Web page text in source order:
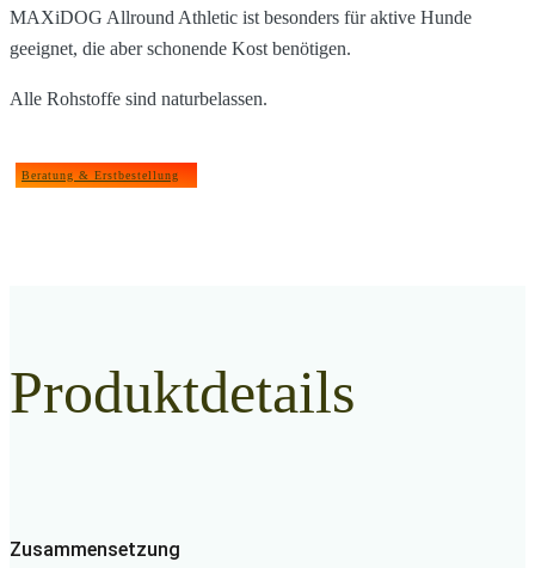
MAXiDOG Allround Athletic ist besonders für aktive Hunde
geeignet, die aber schonende Kost benötigen.
Alle Rohstoffe sind naturbelassen.
Beratung & Erstbestellung
Produktdetails
Zusammensetzung